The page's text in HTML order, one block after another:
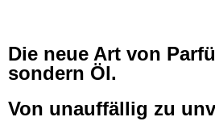
Die neue Art von
sondern Öl.
Von unauffällig zu